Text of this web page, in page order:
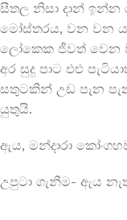
සීතල නිසා දාන්
මෝස්තරය, වන වන
ලෝකෙක ජීවත් වෙන
අර සුදු පාට එළු
සතුටකින් උඩ පැන
යුතුයි.
ඇය, මන්දාරා
උපුටා ගැනීම- ඇය